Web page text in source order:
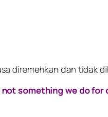
diremehkan dan tidak
something we do